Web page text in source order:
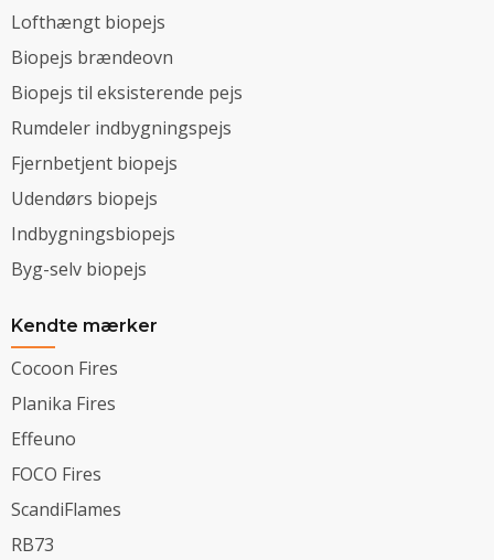
Lofthængt biopejs
Biopejs brændeovn
Biopejs til eksisterende pejs
Rumdeler indbygningspejs
Fjernbetjent biopejs
Udendørs biopejs
Indbygningsbiopejs
Byg-selv biopejs
Kendte mærker
Cocoon Fires
Planika Fires
Effeuno
FOCO Fires
ScandiFlames
RB73